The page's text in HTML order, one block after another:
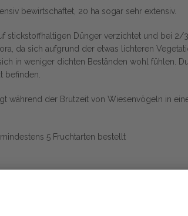
bewirtschaftet, 20 ha sogar sehr extensiv.
stickstoffhaltigen Dünger verzichtet und bei 2/
da sich aufgrund der etwas lichteren
in weniger dichten Beständen wohl fühlen.
befinden.
während der Brutzeit von Wiesenvögeln in
5 Fruchtarten bestellt
Amphibien gute Lebensbedingungen